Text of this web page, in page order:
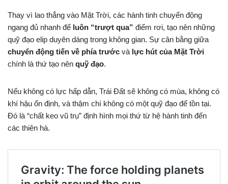
Thay vì lao thẳng vào Mặt Trời, các hành tinh chuyển động
ngang đủ nhanh để luôn “trượt qua” điểm rơi, tạo nên những
quỹ đạo elip duyên dáng trong không gian. Sự cân bằng giữa
chuyển động tiến về phía trước và lực hút của Mặt Trời
chính là thứ tạo nên quỹ đạo.
Nếu không có lực hấp dẫn, Trái Đất sẽ không có mùa, không có
khí hậu ổn định, và thậm chí không có một quỹ đạo để tồn tại.
Đó là “chất keo vũ trụ” định hình mọi thứ từ hệ hành tinh đến
các thiên hà.